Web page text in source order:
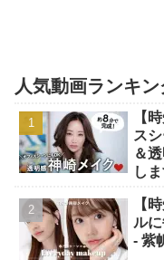
人気動画ランキン
【
ス
＆
し
【
ル